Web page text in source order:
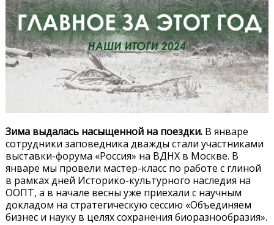
Зима выдалась насыщенной на поездки.В январе
сотрудники заповедника дважды стали участниками
выставки-форума «Россия» на ВДНХ в Москве. В
январе мы провели мастер-класс по работе с глиной
в рамках дней Историко-культурного наследия на
ООПТ, а в начале весны уже приехали с научным
докладом на стратегическую сессию «Объединяем
бизнес и науку в целях сохранения биоразнообразия».